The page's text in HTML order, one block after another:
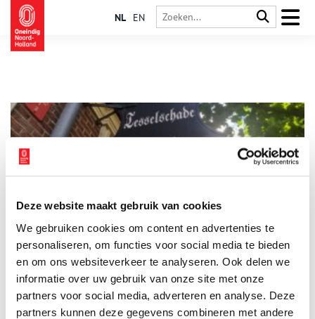
Deze website maakt gebruik van cookies
We gebruiken cookies om content en advertenties te
personaliseren, om functies voor social media te bieden
en om ons websiteverkeer te analyseren. Ook delen we
informatie over uw gebruik van onze site met onze
partners voor social media, adverteren en analyse. Deze
partners kunnen deze gegevens combineren met andere
NL EN
Menig Haarlemmer kent Tesselschade alleen van de
handwerkwinkel aan de Grote Houtstraat. De winkel, met
ouderwets ijzeren uithangbord boven de onopvallende
etalage, is al bijna even oud als de vereniging zelf. Sinds 1871
ondersteunt Tesselschade vrouwen bij het zelfstandig werken
en studeren. De oudste vrouwenvereniging van Nederland
maakt daarbij geen onderscheid, maar gunt ‘Elck syn waerom’.